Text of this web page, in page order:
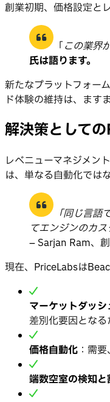
創業初期、価格設定と
「この業界
氏は語ります。
新たなプラットフォー
ド体験の維持は、ます
解決策として
レベニューマネジメン
は、単なる自動化ではな
「同じ言
てエンジンのカ
– Sarjan Ram、
現在、PriceLabsは
マーケットダッシ
差別化要因となる
価格自動化 ：需
端数空室の検知と